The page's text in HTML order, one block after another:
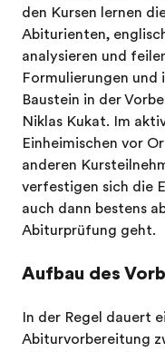
den Kursen lernen
Abiturienten,
analysieren und
Formulierungen und
Baustein in der
Niklas Kukat. Im
Einheimischen vor
anderen
verfestigen sich die
auch dann bestens
Abiturprüfung geht.
Aufbau des
In der Regel dauert
Abiturvorbereitung